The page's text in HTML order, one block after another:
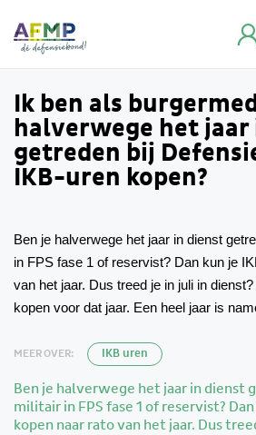
Ik ben als
halverwege het
getreden bij
IKB-uren kopen?
Ben je halverwege het jaar in dienst
in FPS fase 1 of reservist? Dan kun je
van het jaar. Dus treed je in juli in
kopen voor dat jaar. Een heel jaar is
MEER OVER: IKB uren
Ben je halverwege het jaar in dienst
militair in FPS fase 1 of reservist?
kopen naar rato van het jaar. Dus